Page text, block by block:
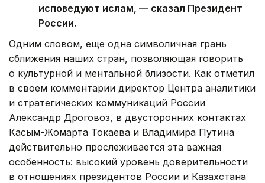
исповедуют ислам, — сказал Президент
России.
Одним словом, еще одна символичная грань
сближения наших стран, позволяющая говорить
о культурной и ментальной близости. Как отметил
в своем комментарии директор Центра аналитики
и стратегических коммуникаций России
Александр Дроговоз, в двусторонних контактах
Касым-Жомарта Токаева и Владимира Путина
действительно прослеживается эта важная
особенность: высокий уровень доверительности
в отношениях президентов России и Казахстана